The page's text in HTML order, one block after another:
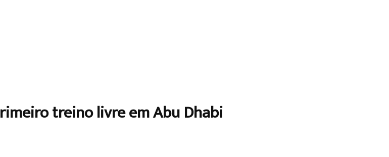
treino livre em Abu Dhabi